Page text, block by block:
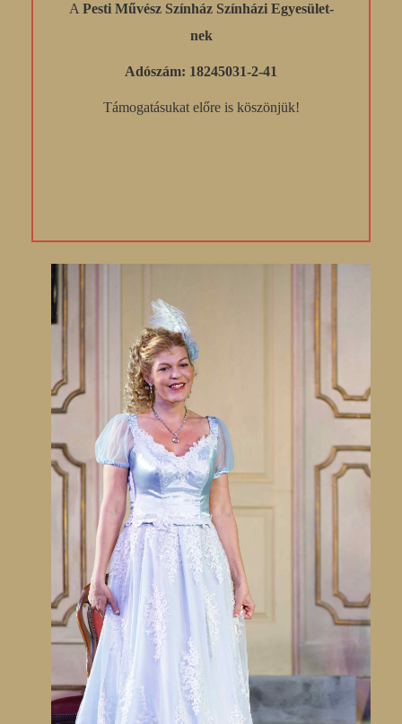
A Pesti Művész Színház Színházi Egyesület-
nek
Adószám: 18245031-2-41
Támogatásukat előre is köszönjük!